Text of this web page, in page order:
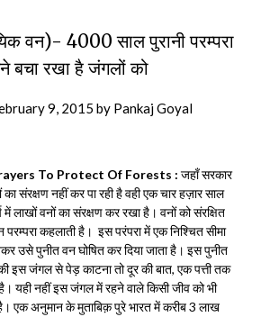
वन)- 4000 साल पुरानी परम्परा
बचा रखा है जंगलों को
9, 2015 by Pankaj Goyal
To Protect Of Forests : जहाँ सरकार
संरक्षण नहीं कर पा रही है वही एक चार हज़ार साल
में लाखों वनों का संरक्षण कर रखा है। वनों को संरक्षित
कहलाती है। इस परंपरा में एक निश्चित सीमा
उसे पुनीत वन घोषित कर दिया जाता है। इस पुनीत
इस जंगल से पेड़ काटना तो दूर की बात, एक पत्ती तक
यही नहीं इस जंगल में रहने वाले किसी जीव को भी
एक अनुमान के मुताबिक़ पुरे भारत में करीब 3 लाख